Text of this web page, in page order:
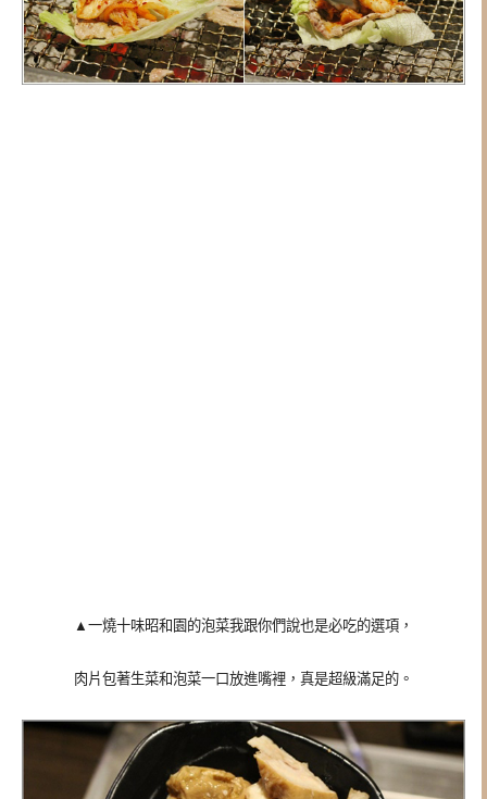
▲一燒十味昭和園的泡菜我跟你們說也是必吃的選項，
肉片包著生菜和泡菜一口放進嘴裡，真是超級滿足的。